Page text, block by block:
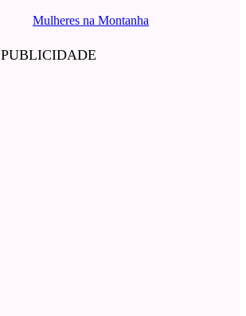
Mulheres na Montanha
PUBLICIDADE